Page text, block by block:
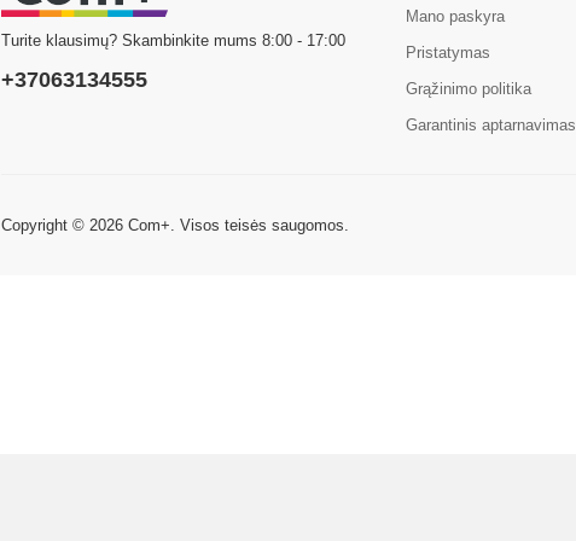
Turite klausimų? Skambinkite mums 8:00 - 17:00
+37063134555
Mano paskyra
Pristatymas
Grąžinimo politika
Garantinis aptarnavimas
Copyright © 2026 Com+. Visos teisės saugomos.